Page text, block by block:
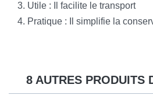
Utile : Il facilite le transport
Pratique : Il simplifie la
8 AUTRES PRODUITS